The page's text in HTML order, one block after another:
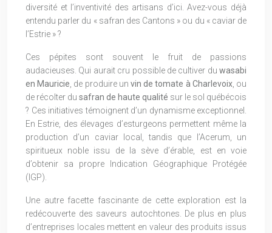
diversité et l’inventivité des artisans d’ici. Avez-vous déjà
entendu parler du « safran des Cantons » ou du « caviar de
l’Estrie » ?
Ces pépites sont souvent le fruit de passions
audacieuses. Qui aurait cru possible de cultiver du wasabi
en Mauricie, de produire unvin de tomate à Charlevoix, ou
de récolter du safran de haute qualité sur le sol québécois
? Ces initiatives témoignent d’un dynamisme exceptionnel.
En Estrie, des élevages d’esturgeons permettent même la
production d’un caviar local, tandis que l’Acerum, un
spiritueux noble issu de la sève d’érable, est en voie
d’obtenir sa propre Indication Géographique Protégée
(IGP).
Une autre facette fascinante de cette exploration est la
redécouverte des saveurs autochtones. De plus en plus
d’entreprises locales mettent en valeur des produits issus